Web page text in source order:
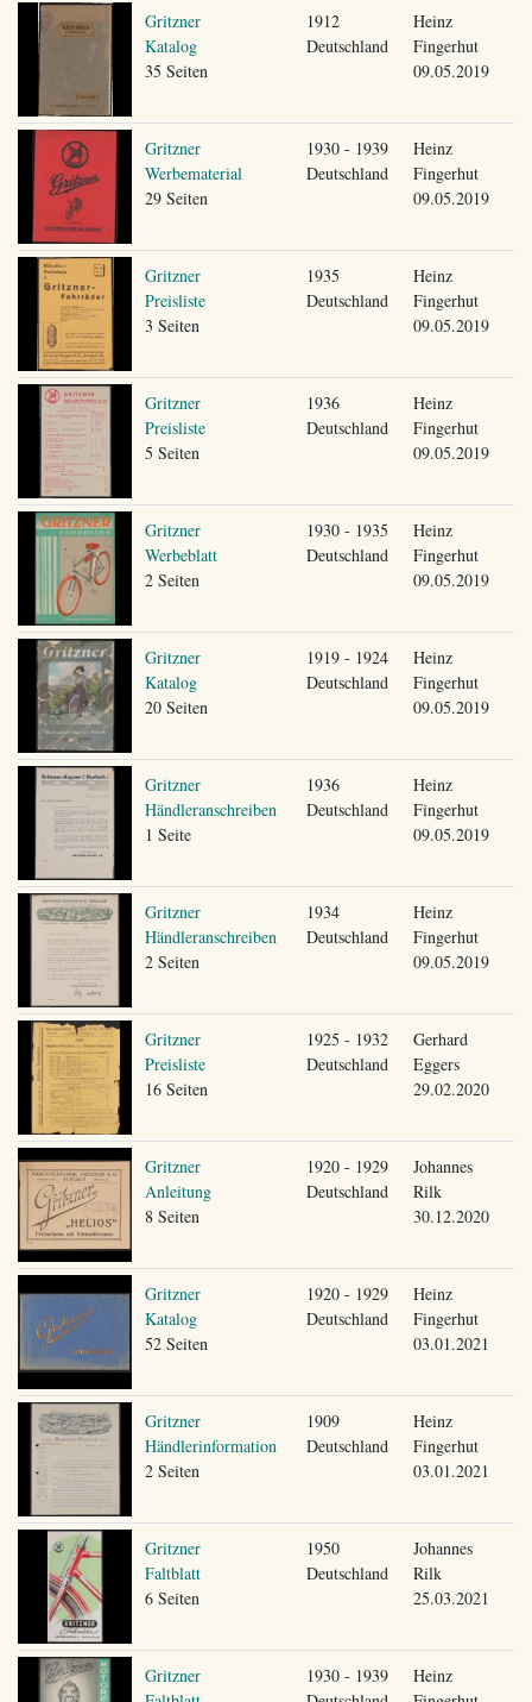
Gritzner
Katalog
35 Seiten
1912
Deutschland
Heinz
Fingerhut
09.05.2019
Gritzner
Werbematerial
29 Seiten
1930 - 1939
Deutschland
Heinz
Fingerhut
09.05.2019
Gritzner
Preisliste
3 Seiten
1935
Deutschland
Heinz
Fingerhut
09.05.2019
Gritzner
Preisliste
5 Seiten
1936
Deutschland
Heinz
Fingerhut
09.05.2019
Gritzner
Werbeblatt
2 Seiten
1930 - 1935
Deutschland
Heinz
Fingerhut
09.05.2019
Gritzner
Katalog
20 Seiten
1919 - 1924
Deutschland
Heinz
Fingerhut
09.05.2019
Gritzner
Händleranschreiben
1 Seite
1936
Deutschland
Heinz
Fingerhut
09.05.2019
Gritzner
Händleranschreiben
2 Seiten
1934
Deutschland
Heinz
Fingerhut
09.05.2019
Gritzner
Preisliste
16 Seiten
1925 - 1932
Deutschland
Gerhard
Eggers
29.02.2020
Gritzner
Anleitung
8 Seiten
1920 - 1929
Deutschland
Johannes
Rilk
30.12.2020
Gritzner
Katalog
52 Seiten
1920 - 1929
Deutschland
Heinz
Fingerhut
03.01.2021
Gritzner
Händlerinformation
2 Seiten
1909
Deutschland
Heinz
Fingerhut
03.01.2021
Gritzner
Faltblatt
6 Seiten
1950
Deutschland
Johannes
Rilk
25.03.2021
Gritzner
1930 - 1939
Heinz